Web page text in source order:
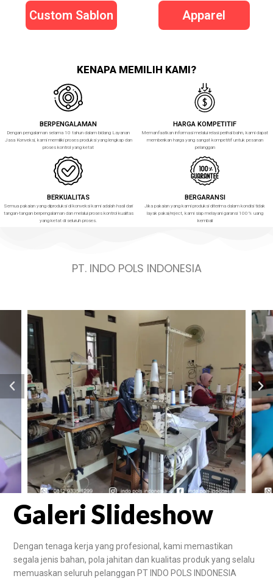
Custom Sablon Apparel
KENAPA MEMILIH KAMI?
BERPENGALAMAN
Dengan pengalaman selama 10 tahun dalam bidang Layanan
Jasa Konveksi, kami memiliki proses produksi yang lengkap dan
proses kontrol yang ketat
HARGA KOMPETITIF
Memanfaatkan informasi melalui relasi perihal bahn, kami dapat
memberikan harga yang sangat kompetitif untuk pesanan
pelanggan
BERKUALITAS
Semua pakaian yang diproduksi di konveksi kami adalah hasil dari
tangan-tangan berpengalaman dan melalui proses kontrol kualitas
yang ketat di seluruh proses.
BERGARANSI
Jika pakaian yang kami produksi diterima dalam kondisi tidak
layak pakai/reject, kami siap melayani garansi 100% uang
kembali
PT. INDO POLS INDONESIA
Galeri Slideshow
Dengan tenaga kerja yang profesional, kami memastikan
segala jenis bahan, pola jahitan dan kualitas produk yang selalu
memuaskan seluruh pelanggan PT INDO POLS INDONESIA